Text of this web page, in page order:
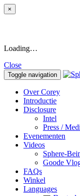
×
Loading…
Close
Toggle navigation
Over Corey
Introductie
Disclosure
Intel
Press /
Evenementen
Videos
Sphere-
Goode
FAQs
Winkel
Languages